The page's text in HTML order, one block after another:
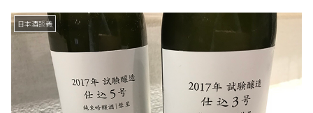
日本酒談義